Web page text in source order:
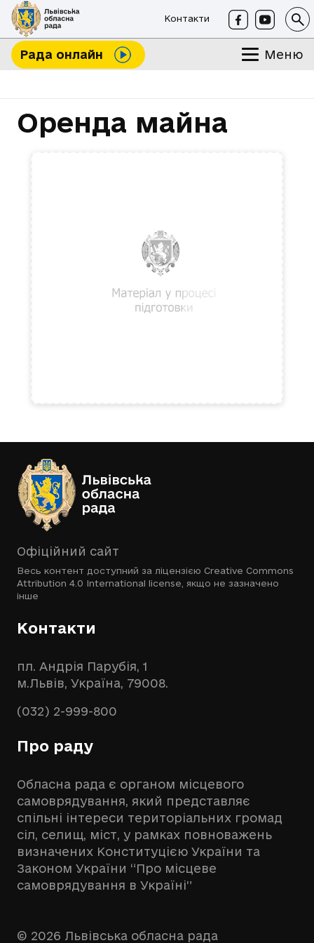
Контакти
Рада онлайн Меню
Оренда майна
Офіційний сайт
Весь контент доступний за ліцензією Creative Commons
Attribution 4.0 International license , якщо не зазначено
інше
Контакти
пл. Андрія Парубія, 1
м.Львів, Україна, 79008.
(032) 2-999-800
Про раду
Обласна рада є органом місцевого
самоврядування, який представляє
спільні інтереси територіальних громад
сіл, селищ, міст, у рамках повноважень
визначених Конституцією України та
Законом України “Про місцеве
самоврядування в Україні”
© 2026 Львівська обласна рада